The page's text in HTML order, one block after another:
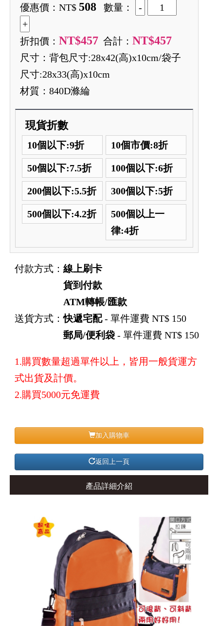
優惠價：NT$ 508 數量：
折扣價： NT$457 合計： NT$457
尺寸：背包尺寸:28x42(高)x10cm/袋子
尺寸:28x33(高)x10cm
材質：840D滌綸
現貨折數
10個以下:9折 10個市價:8折
50個以下:7.5折 100個以下:6折
200個以下:5.5折 300個以下:5折
500個以下:4.2折
500個以上一
律:4折
付款方式： 線上刷卡
貨到付款
ATM轉帳/匯款
送貨方式：快遞宅配- 單件運費 NT$ 150
郵局/便利袋 - 單件運費 NT$ 150
1.購買數量超過單件以上，皆用一般貨運方
式出貨及計價。
2.購買5000元免運費
加入購物車
返回上一頁
產品詳細介紹